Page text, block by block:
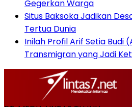
Gegerkan Warga
Situs Baksoka Jadikan
Tertua Dunia
Inilah Profil Arif Setia Budi
Transmigran yang Jadi